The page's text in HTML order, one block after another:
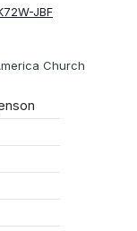
JBF
Church